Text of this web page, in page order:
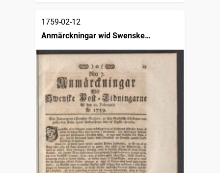
1759-02-12
Anmärckningar wid Swenske
posttidningarne